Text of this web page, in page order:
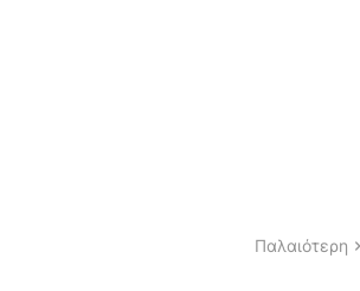
Παλαιότερη